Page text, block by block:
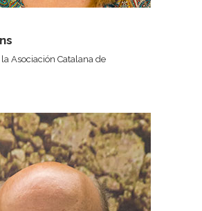
Asociación Catalana de